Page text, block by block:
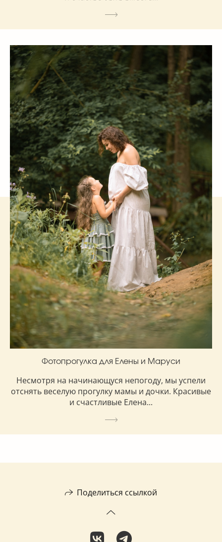
Фотопрогулка для Елены и Маруси
Несмотря на начинающуся непогоду, мы успели
отснять веселую прогулку мамы и дочки. Красивые
и счастливые Елена...
Поделиться ссылкой